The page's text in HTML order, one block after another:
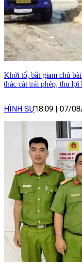
Khởi tố, bắt giam chủ
thác cát trái phép, thu lợi
HÌNH SỰ18:09 | 07/